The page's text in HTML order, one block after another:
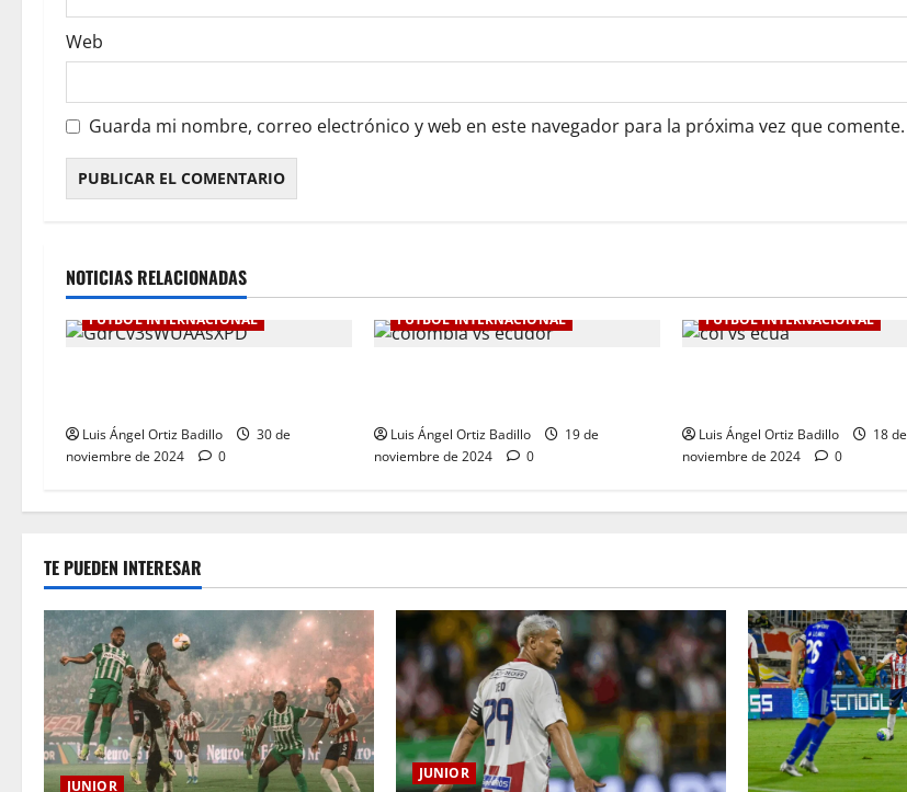
Web
Guarda mi nombre, correo electrónico y web en este navegador para la próxima vez que comente.
NOTICIAS RELACIONADAS
FÚTBOL INTERNACIONAL
Luis Ángel Ortiz Badillo
30 de
noviembre de 2024
0
FÚTBOL INTERNACIONAL
Luis Ángel Ortiz Badillo
19 de
noviembre de 2024
0
FÚTBOL INTERNACIONAL
Luis Ángel Ortiz Badillo
18 de
noviembre de 2024
0
TE PUEDEN INTERESAR
JUNIOR
JUNIOR